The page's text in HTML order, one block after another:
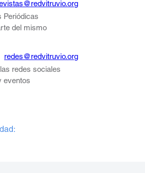
Periódicas
del mismo
redes@redvitruvio.org
redes sociales
eventos